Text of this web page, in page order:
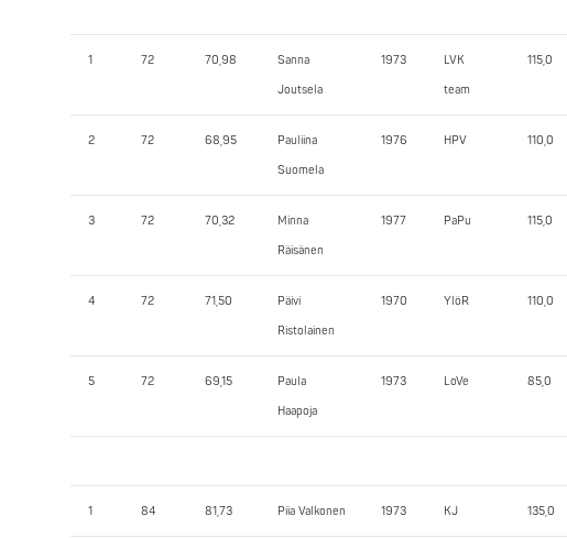
1 72 70,98 Sanna
Joutsela
1973 LVK
team
115,0
2 72 68,95 Pauliina
Suomela
1976 HPV 110,0
3 72 70,32 Minna
Räisänen
1977 PaPu 115,0
4 72 71,50 Päivi
Ristolainen
1970 YlöR 110,0
5 72 69,15 Paula
Haapoja
1973 LoVe 85,0
1 84 81,73 Piia Valkonen 1973 KJ 135,0